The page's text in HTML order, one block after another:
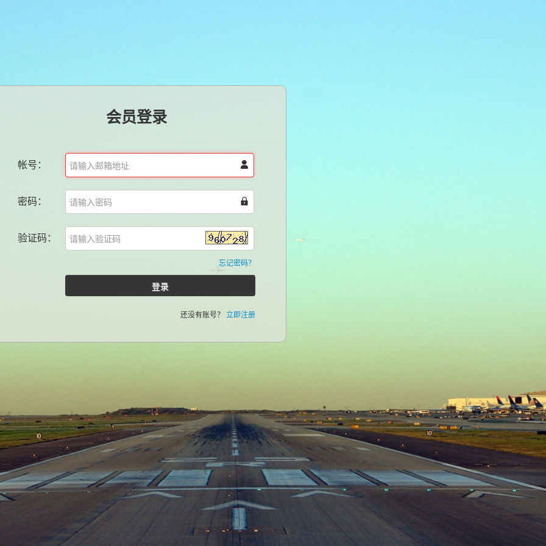
会员登录
帐号： 
密码： 
验证码：
忘记密码？
登录
还没有账号？ 立即注册